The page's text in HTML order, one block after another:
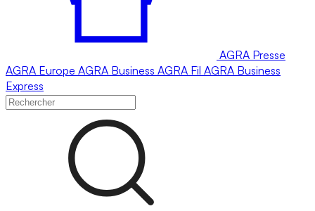
AGRA Presse
AGRA Europe AGRA Business AGRA Fil AGRA Business
Express